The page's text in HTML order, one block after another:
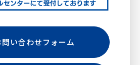
問い合わせフォーム